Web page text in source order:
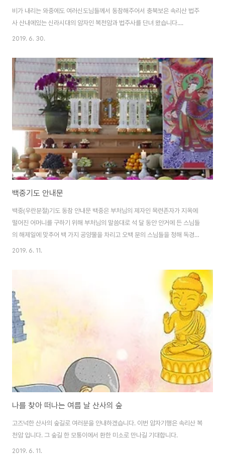
비가 내리는 와중에도 여러신도님들께서 동참해주어서 충북보은 속리산 법주
사 산내에있는 신라시대의 암자인 복천암과 법주사를 단녀 왔습니다....
2019. 6. 30.
백중기도 안내문
백중(우란분절)기도 동참 안내문 백중은 부처님의 제자인 목련존자가 지옥에
떨어진 어머니를 구하기 위해 부처님의 말씀대로 석 달 동안 안거에 든 스님들
의 해제일에 맞추어 백 가지 공양물을 차리고 오백 분의 스님들을 청해 독경한
공덕으로 어머니를 지옥에서 벗어나게 해드릴 수 있었다고 (목련경)에 나옵니
49재를 봉행하오니 많은 참석 바라옵니다. 백중기도 동참안내 구 분 동 참 금
기 원 내 용 가 족 축 원 5만원 가족의 무병장수와 소원성취 기도 영가축원기도
(1위) 1만원 49일간 영가축원 기도 백중설판 50만원 단독위패 모심(49일간
영가축원 기도) 백중49재기도일 입재 : 6월28일(음,5월26일) 초재 : 7월 4
일(음,6월 2일..
2019. 6. 11.
나를 찾아 떠나는 여름 날 산사의 숲
고즈넉한 산사의 숲길로 여러분을 안내하겠습니다. 이번 암자기행은 속리산 복
천암 입니다. 그 숲길 한 모퉁이에서 환한 미소로 만나길 기대합니다.
2019. 6. 11.